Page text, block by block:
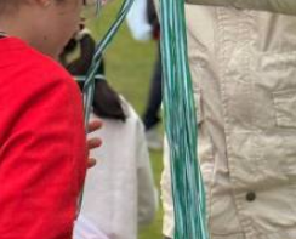
este fin de semana el I
Deportes Sociedad